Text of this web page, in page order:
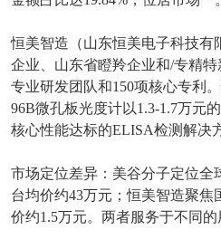
恒美智造（山东恒美电子科技有
企业、山东省瞪羚企业和/专精特
专业研发团队和150项核心专利
96B微孔板光度计以1.3-1.7万元
核心性能达标的ELISA检测解决
市场定位差异：美谷分子定位全
台均价约43万元；恒美智造聚焦
价约1.5万元。两者服务于不同的